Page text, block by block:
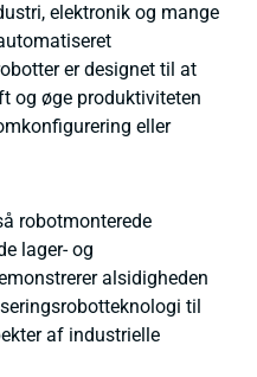
elektronik og mange
er designet til at
og øge produktiviteten
eller
robotmonterede
lager- og
alsidigheden
til
af industrielle